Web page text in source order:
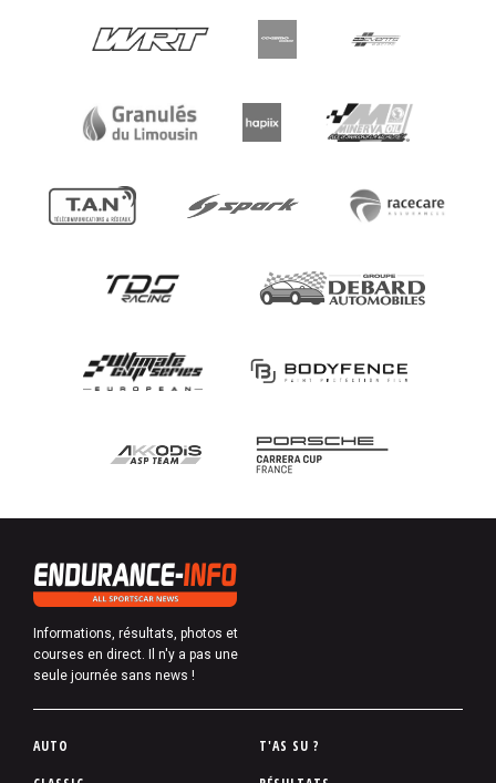
Informations, résultats, photos et
courses en direct. Il n'y a pas une
seule journée sans news !
P
AUTO
T'AS SU ?